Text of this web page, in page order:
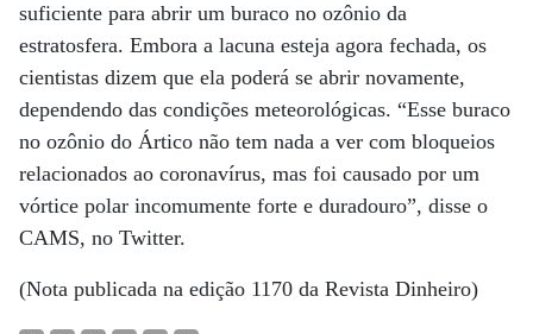
suficiente para abrir um buraco no ozônio da
estratosfera. Embora a lacuna esteja agora fechada, os
cientistas dizem que ela poderá se abrir novamente,
dependendo das condições meteorológicas. “Esse buraco
no ozônio do Ártico não tem nada a ver com bloqueios
relacionados ao coronavírus, mas foi causado por um
vórtice polar incomumente forte e duradouro”, disse o
CAMS, no Twitter.
(Nota publicada na edição 1170 da Revista Dinheiro)